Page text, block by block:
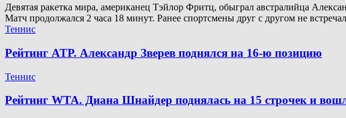
Девятая ракетка мира, американец Тэйлор Фритц, обыграл австралийца
Матч продолжался 2 часа 18 минут. Ранее спортсмены друг с другом не
Теннис
Рейтинг ATP. Александр Зверев поднялся на 16-ю позицию
Теннис
Рейтинг WTA. Диана Шнайдер поднялась на 15 строчек и